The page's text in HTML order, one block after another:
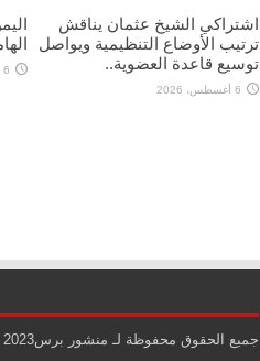
اشتراكي الشيخ عثمان يناقش
ترتيب الأوضاع التنظيمية ويواصل
توسيع قاعدة العضوية..
6 أغسطس، 2026
6 أغسطس، 2026
جميع الحقوق محفوظة لـ منشور برس2023 ©.